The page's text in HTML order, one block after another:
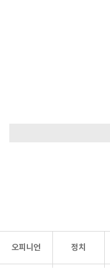
오피니언 정치